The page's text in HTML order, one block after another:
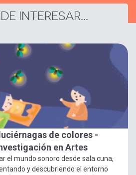
INTERESAR...
de colores -
en Artes
el mundo sonoro desde sala cuna,
y descubriendo el entorno